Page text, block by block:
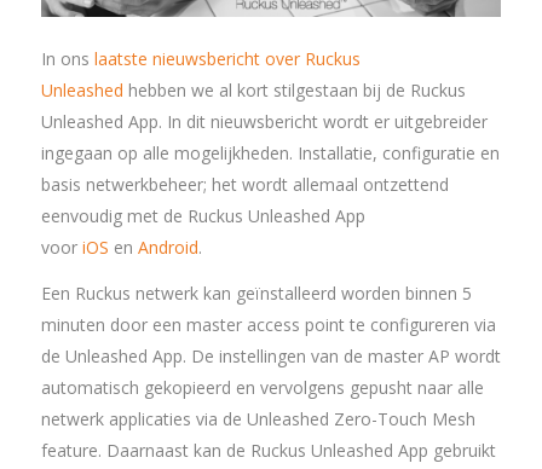
In ons laatste nieuwsbericht over Ruckus
Unleashed hebben we al kort stilgestaan bij de Ruckus
Unleashed App. In dit nieuwsbericht wordt er uitgebreider
ingegaan op alle mogelijkheden. Installatie, configuratie en
basis netwerkbeheer; het wordt allemaal ontzettend
eenvoudig met de Ruckus Unleashed App
voor iOS en Android.
Een Ruckus netwerk kan geïnstalleerd worden binnen 5
minuten door een master access point te configureren via
de Unleashed App. De instellingen van de master AP wordt
automatisch gekopieerd en vervolgens gepusht naar alle
netwerk applicaties via de Unleashed Zero-Touch Mesh
feature. Daarnaast kan de Ruckus Unleashed App gebruikt